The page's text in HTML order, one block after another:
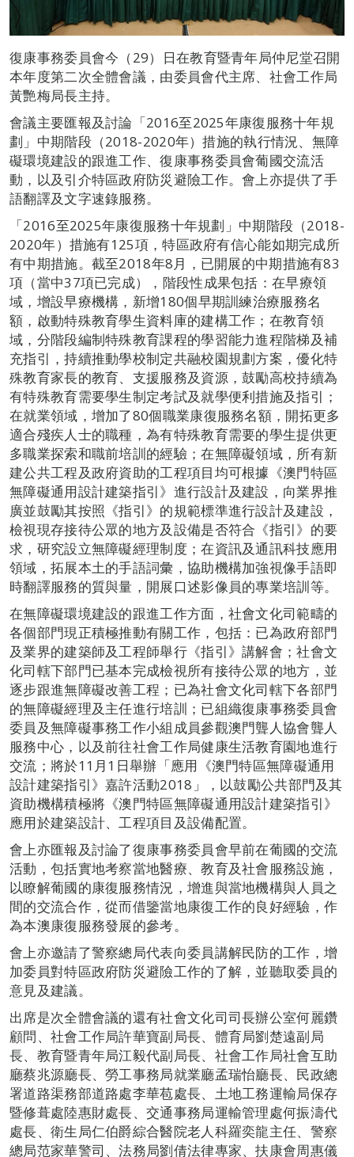
復康事務委員會今（29）日在教育暨青年局仲尼堂召開
本年度第二次全體會議，由委員會代主席、社會工作局
黃艷梅局長主持。
會議主要匯報及討論「2016至2025年康復服務十年規
劃」中期階段（2018-2020年）措施的執行情況、無障
礙環境建設的跟進工作、復康事務委員會葡國交流活
動，以及引介特區政府防災避險工作。會上亦提供了手
語翻譯及文字速錄服務。
「2016至2025年康復服務十年規劃」中期階段（2018-
2020年）措施有125項，特區政府有信心能如期完成所
有中期措施。截至2018年8月，已開展的中期措施有83
項（當中37項已完成），階段性成果包括：在早療領
域，增設早療機構，新增180個早期訓練治療服務名
額，啟動特殊教育學生資料庫的建構工作；在教育領
域，分階段編制特殊教育課程的學習能力進程階梯及補
充指引，持續推動學校制定共融校園規劃方案，優化特
殊教育家長的教育、支援服務及資源，鼓勵高校持續為
有特殊教育需要學生制定考試及就學便利措施及指引；
在就業領域，增加了80個職業康復服務名額，開拓更多
適合殘疾人士的職種，為有特殊教育需要的學生提供更
多職業探索和職前培訓的經驗；在無障礙領域，所有新
建公共工程及政府資助的工程項目均可根據《澳門特區
無障礙通用設計建築指引》進行設計及建設，向業界推
廣並鼓勵其按照《指引》的規範標準進行設計及建設，
檢視現存接待公眾的地方及設備是否符合《指引》的要
求，研究設立無障礙經理制度；在資訊及通訊科技應用
領域，拓展本土的手語詞彙，協助機構加強視像手語即
時翻譯服務的質與量，開展口述影像員的專業培訓等。
在無障礙環境建設的跟進工作方面，社會文化司範疇的
各個部門現正積極推動有關工作，包括：已為政府部門
及業界的建築師及工程師舉行《指引》講解會；社會文
化司轄下部門已基本完成檢視所有接待公眾的地方，並
逐步跟進無障礙改善工程；已為社會文化司轄下各部門
的無障礙經理及主任進行培訓；已組織復康事務委員會
委員及無障礙事務工作小組成員參觀澳門聾人協會聾人
服務中心，以及前往社會工作局健康生活教育園地進行
交流；將於11月1日舉辦「應用《澳門特區無障礙通用
設計建築指引》嘉許活動2018」，以鼓勵公共部門及其
資助機構積極將《澳門特區無障礙通用設計建築指引》
應用於建築設計、工程項目及設備配置。
會上亦匯報及討論了復康事務委員會早前在葡國的交流
活動，包括實地考察當地醫療、教育及社會服務設施，
以瞭解葡國的康復服務情況，增進與當地機構與人員之
間的交流合作，從而借鑒當地康復工作的良好經驗，作
為本澳康復服務發展的參考。
會上亦邀請了警察總局代表向委員講解民防的工作，增
加委員對特區政府防災避險工作的了解，並聽取委員的
意見及建議。
出席是次全體會議的還有社會文化司司長辦公室何麗鑽
顧問、社會工作局許華寶副局長、體育局劉楚遠副局
長、教育暨青年局江毅代副局長、社會工作局社會互助
廳蔡兆源廳長、勞工事務局就業廳孟瑞怡廳長、民政總
署道路渠務部道路處李華苞處長、土地工務運輸局保存
暨修葺處陸惠財處長、交通事務局運輸管理處何振濤代
處長、衛生局仁伯爵綜合醫院老人科羅奕龍主任、警察
總局范家華警司、法務局劉倩法律專家、扶康會周惠儀